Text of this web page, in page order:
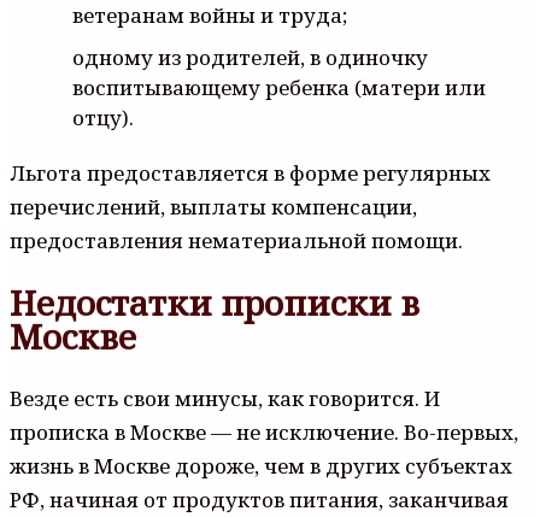
ветеранам войны и труда;
одному из родителей, в одиночку
воспитывающему ребенка (матери или
отцу).
Льгота предоставляется в форме регулярных
перечислений, выплаты компенсации,
предоставления нематериальной помощи.
Недостатки прописки в
Москве
Везде есть свои минусы, как говорится. И
прописка в Москве — не исключение. Во-первых,
жизнь в Москве дороже, чем в других субъектах
РФ, начиная от продуктов питания, заканчивая